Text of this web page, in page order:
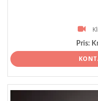
Pris: